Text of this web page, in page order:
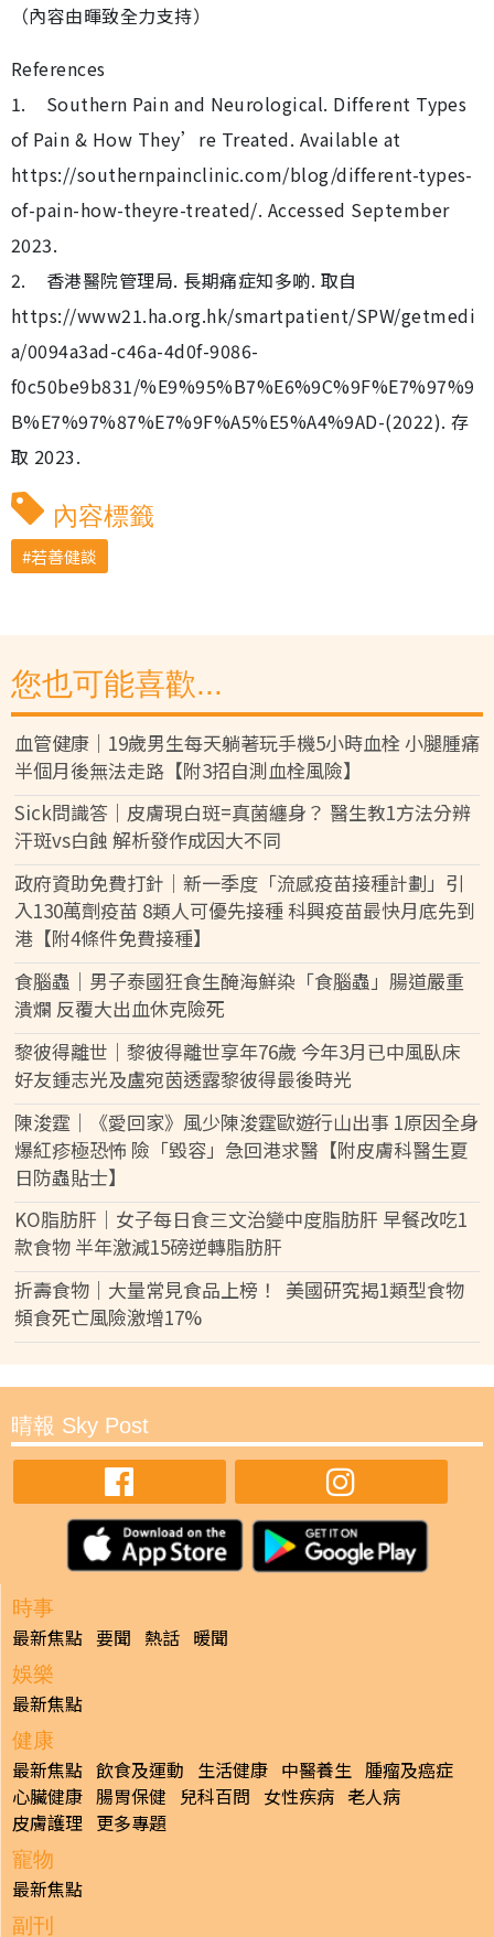
（內容由暉致全力支持）
References
1. Southern Pain and Neurological. Different Types
of Pain & How They’re Treated. Available at
https://southernpainclinic.com/blog/different-types-
of-pain-how-theyre-treated/. Accessed September
2023.
2. 香港醫院管理局. 長期痛症知多啲. 取自
https://www21.ha.org.hk/smartpatient/SPW/getmedi
a/0094a3ad-c46a-4d0f-9086-
f0c50be9b831/%E9%95%B7%E6%9C%9F%E7%97%9
B%E7%97%87%E7%9F%A5%E5%A4%9AD-(2022). 存
取 2023.
內容標籤
若善健談
您也可能喜歡...
血管健康｜19歲男生每天躺著玩手機5小時血栓 小腿腫痛
半個月後無法走路【附3招自測血栓風險】
Sick問識答｜皮膚現白斑=真菌纏身？ 醫生教1方法分辨
汗斑vs白蝕 解析發作成因大不同
政府資助免費打針｜新一季度「流感疫苗接種計劃」引
入130萬劑疫苗 8類人可優先接種 科興疫苗最快月底先到
港【附4條件免費接種】
食腦蟲｜男子泰國狂食生醃海鮮染「食腦蟲」腸道嚴重
潰爛 反覆大出血休克險死
黎彼得離世｜黎彼得離世享年76歲 今年3月已中風臥床
好友鍾志光及盧宛茵透露黎彼得最後時光
陳浚霆｜《愛回家》風少陳浚霆歐遊行山出事 1原因全身
爆紅疹極恐怖 險「毀容」急回港求醫【附皮膚科醫生夏
日防蟲貼士】
KO脂肪肝｜女子每日食三文治變中度脂肪肝 早餐改吃1
款食物 半年激減15磅逆轉脂肪肝
折壽食物｜大量常見食品上榜！ 美國研究揭1類型食物
頻食死亡風險激增17%
晴報 Sky Post
時事
最新焦點 要聞 熱話 暖聞
娛樂
最新焦點
健康
最新焦點 飲食及運動 生活健康 中醫養生 腫瘤及癌症
心臟健康 腸胃保健 兒科百問 女性疾病 老人病
皮膚護理 更多專題
寵物
最新焦點
副刊